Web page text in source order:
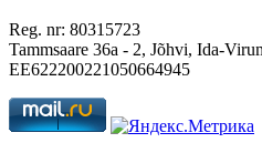
Reg. nr: 80315723
Tammsaare 36a - 2, Jõhvi, Ida-
EE622200221050664945